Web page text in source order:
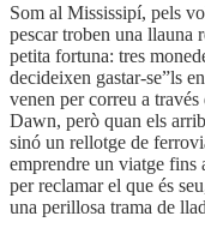
Som al Mississipí, pels
pescar troben una llauna
petita fortuna: tres
decideixen gastar-se”ls
venen per correu a
Dawn, però quan els
sinó un rellotge de
emprendre un viatge fins
per reclamar el que és
una perillosa trama de